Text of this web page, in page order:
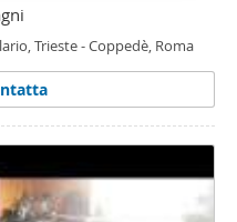
Trieste - Coppedè, Roma